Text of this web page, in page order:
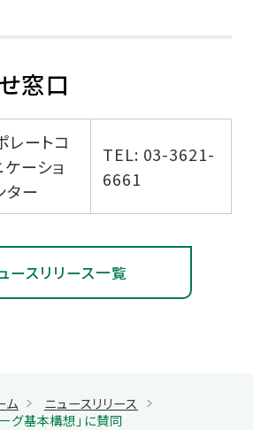
窓口
レートコ
ケーショ
ター
TEL: 03-3621-
6661
ースリリース一覧
ム
ニュースリリース
グ基本構想」に賛同